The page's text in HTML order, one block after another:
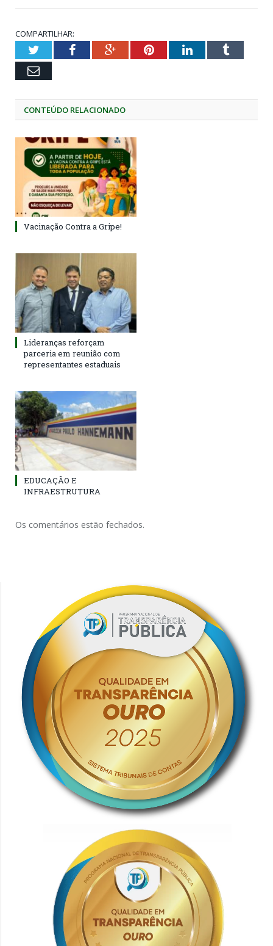
COMPARTILHAR:
TwitterFacebookGoogle+PinterestLinkedInTumblr
Email
CONTEÚDO RELACIONADO
Vacinação Contra a Gripe!
Lideranças reforçam
parceria em reunião com
representantes estaduais
EDUCAÇÃO E
INFRAESTRUTURA
Os comentários estão fechados.